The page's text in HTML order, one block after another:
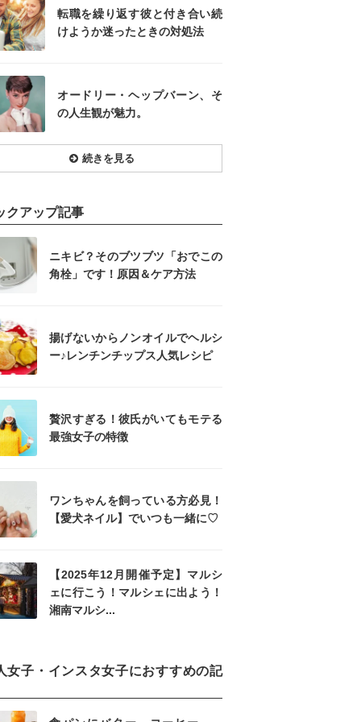
転職を繰り返す彼と付き合い続
けようか迷ったときの対処法
オードリー・ヘップバーン、そ
の人生観が魅力。
続きを見る
クアップ記事
ニキビ？そのブツブツ「おでこの
角栓」です！原因＆ケア方法
揚げないからノンオイルでヘルシ
ー♪レンチンチップス人気レシピ
贅沢すぎる！彼氏がいてもモテる
最強女子の特徴
ワンちゃんを飼っている方必見！
【愛犬ネイル】でいつも一緒に♡
【2025年12月開催予定】マルシ
ェに行こう！マルシェに出よう！
湘南マルシ...
女子・インスタ女子におすすめの記